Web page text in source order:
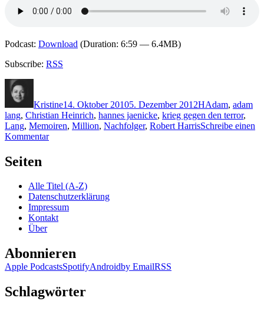
Podcast: Download (Duration: 6:59 — 6.4MB)
Subscribe: RSS
Kristine14. Oktober 20105. Dezember 2012HAdam, adam
lang, Christian Heinrich, hannes jaenicke, krieg gegen den terror,
Lang, Memoiren, Million, Nachfolger, Robert HarrisSchreibe einen
Kommentarzu
–
Ghost
(Audio)
Seiten
Alle Titel (A-Z)
Datenschutzerklärung
Impressum
Kontakt
Über
Abonnieren
Apple PodcastsSpotifyAndroidby EmailRSS
Schlagwörter